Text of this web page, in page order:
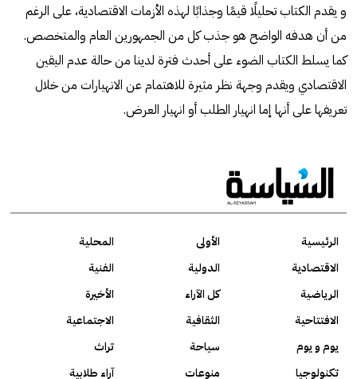
و يقدم الكتاب تحليلًا قيمًا وجذابًا لهذه الأزمات الاقتصادية، على الرغم
من أن هدفه الواضح هو جذب كل من الجمهورين العام والمتخصص.
كما يسلط الكتاب الضوء على أحدث فترة لدينا من حالة عدم اليقين
الاقتصادي ويقدم وجهة نظر مثيرة للاهتمام عن الانهيارات من خلال
تعريفها على أنها إما انهيار الطلب أو انهيار العرض.
الرئيسية الأولى
المحلية
الاقتصادية
الدولية
الفنية
الرياضية
كل الآراء
الأخيرة
الافتتاحية
الثقافية
الاجتماعية
يوم و يوم
سياحة
تراث
تكنولوجيا
منوعات آراء طلابية